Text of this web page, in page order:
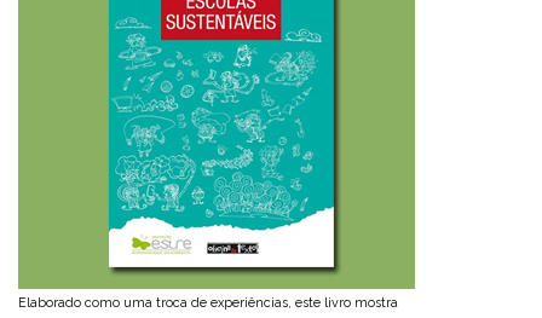
Elaborado como uma troca de experiências, este livro mostra